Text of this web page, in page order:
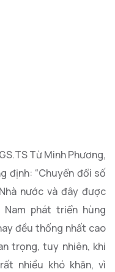
Từ Minh Phương,
định: “Chuyển đổi số
nước và đây được
phát triển hùng
đều thống nhất cao
trọng, tuy nhiên, khi
nhiều khó khăn, vì